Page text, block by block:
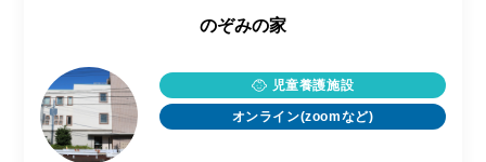
のぞみの家
児童養護施設
オンライン(zoomなど)